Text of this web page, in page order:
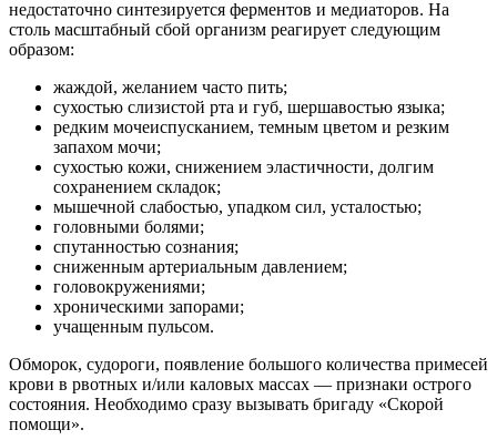
недостаточно синтезируется ферментов и медиаторов. На
столь масштабный сбой организм реагирует следующим
образом:
жаждой, желанием часто пить;
сухостью слизистой рта и губ, шершавостью языка;
редким мочеиспусканием, темным цветом и резким
запахом мочи;
сухостью кожи, снижением эластичности, долгим
сохранением складок;
мышечной слабостью, упадком сил, усталостью;
головными болями;
спутанностью сознания;
сниженным артериальным давлением;
головокружениями;
хроническими запорами;
учащенным пульсом.
Обморок, судороги, появление большого количества примесей
крови в рвотных и/или каловых массах — признаки острого
состояния. Необходимо сразу вызывать бригаду «Скорой
помощи».